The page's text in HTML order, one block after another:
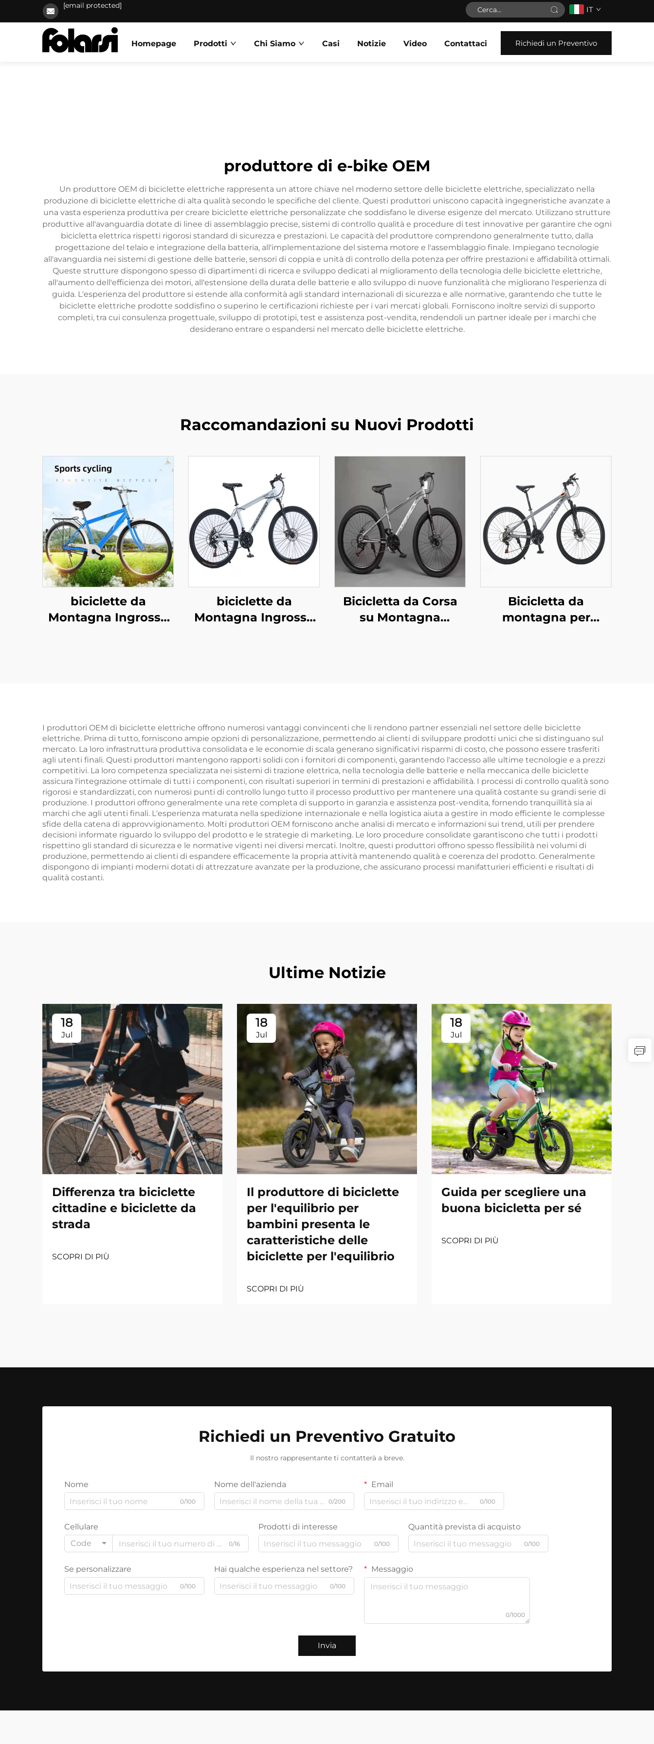
[email protected] IT
Homepage Prodotti Chi Siamo Casi Notizie Video Contattaci Richiedi un Preventivo
produttore di e-bike OEM
Un produttore OEM di biciclette elettriche rappresenta un attore chiave nel moderno settore delle biciclette elettriche, specializzato nella
produzione di biciclette elettriche di alta qualità secondo le specifiche del cliente. Questi produttori uniscono capacità ingegneristiche avanzate a
una vasta esperienza produttiva per creare biciclette elettriche personalizzate che soddisfano le diverse esigenze del mercato. Utilizzano strutture
produttive all'avanguardia dotate di linee di assemblaggio precise, sistemi di controllo qualità e procedure di test innovative per garantire che ogni
bicicletta elettrica rispetti rigorosi standard di sicurezza e prestazioni. Le capacità del produttore comprendono generalmente tutto, dalla
progettazione del telaio e integrazione della batteria, all'implementazione del sistema motore e l'assemblaggio finale. Impiegano tecnologie
all'avanguardia nei sistemi di gestione delle batterie, sensori di coppia e unità di controllo della potenza per offrire prestazioni e affidabilità ottimali.
Queste strutture dispongono spesso di dipartimenti di ricerca e sviluppo dedicati al miglioramento della tecnologia delle biciclette elettriche,
all'aumento dell'efficienza dei motori, all'estensione della durata delle batterie e allo sviluppo di nuove funzionalità che migliorano l'esperienza di
guida. L'esperienza del produttore si estende alla conformità agli standard internazionali di sicurezza e alle normative, garantendo che tutte le
biciclette elettriche prodotte soddisfino o superino le certificazioni richieste per i vari mercati globali. Forniscono inoltre servizi di supporto
completi, tra cui consulenza progettuale, sviluppo di prototipi, test e assistenza post-vendita, rendendoli un partner ideale per i marchi che
desiderano entrare o espandersi nel mercato delle biciclette elettriche.
Raccomandazioni su Nuovi Prodotti
biciclette da
Montagna Ingrosso
biciclette da
Montagna Ingrosso
Bicicletta da Corsa
su Montagna
Fuoristrada
Bicicletta da
montagna per
regalo
I produttori OEM di biciclette elettriche offrono numerosi vantaggi convincenti che li rendono partner essenziali nel settore delle biciclette
elettriche. Prima di tutto, forniscono ampie opzioni di personalizzazione, permettendo ai clienti di sviluppare prodotti unici che si distinguano sul
mercato. La loro infrastruttura produttiva consolidata e le economie di scala generano significativi risparmi di costo, che possono essere trasferiti
agli utenti finali. Questi produttori mantengono rapporti solidi con i fornitori di componenti, garantendo l'accesso alle ultime tecnologie e a prezzi
competitivi. La loro competenza specializzata nei sistemi di trazione elettrica, nella tecnologia delle batterie e nella meccanica delle biciclette
assicura l'integrazione ottimale di tutti i componenti, con risultati superiori in termini di prestazioni e affidabilità. I processi di controllo qualità sono
rigorosi e standardizzati, con numerosi punti di controllo lungo tutto il processo produttivo per mantenere una qualità costante su grandi serie di
produzione. I produttori offrono generalmente una rete completa di supporto in garanzia e assistenza post-vendita, fornendo tranquillità sia ai
marchi che agli utenti finali. L'esperienza maturata nella spedizione internazionale e nella logistica aiuta a gestire in modo efficiente le complesse
sfide della catena di approvvigionamento. Molti produttori OEM forniscono anche analisi di mercato e informazioni sui trend, utili per prendere
decisioni informate riguardo lo sviluppo del prodotto e le strategie di marketing. Le loro procedure consolidate garantiscono che tutti i prodotti
rispettino gli standard di sicurezza e le normative vigenti nei diversi mercati. Inoltre, questi produttori offrono spesso flessibilità nei volumi di
produzione, permettendo ai clienti di espandere efficacemente la propria attività mantenendo qualità e coerenza del prodotto. Generalmente
dispongono di impianti moderni dotati di attrezzature avanzate per la produzione, che assicurano processi manifatturieri efficienti e risultati di
qualità costanti.
Ultime Notizie
18
Jul
Differenza tra biciclette
cittadine e biciclette da
strada
SCOPRI DI PIÙ
18
Jul
Il produttore di biciclette
per l'equilibrio per
bambini presenta le
caratteristiche delle
biciclette per l'equilibrio
SCOPRI DI PIÙ
18
Jul
Guida per scegliere una
buona bicicletta per sé
SCOPRI DI PIÙ
Richiedi un Preventivo Gratuito
Il nostro rappresentante ti contatterà a breve.
Nome
0/100
Nome dell'azienda
0/200
Email
0/100
Cellulare
Code
0/16
Prodotti di interesse
0/100
Quantità prevista di acquisto
0/100
Se personalizzare
0/100
Hai qualche esperienza nel settore?
0/100
Messaggio
0/1000
Invia